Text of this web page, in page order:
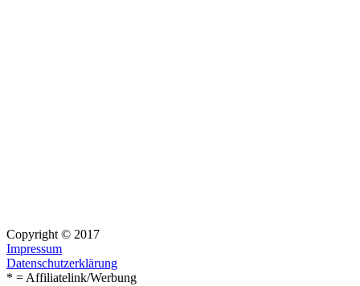
Copyright © 2017
Impressum
Datenschutzerklärung
* = Affiliatelink/Werbung